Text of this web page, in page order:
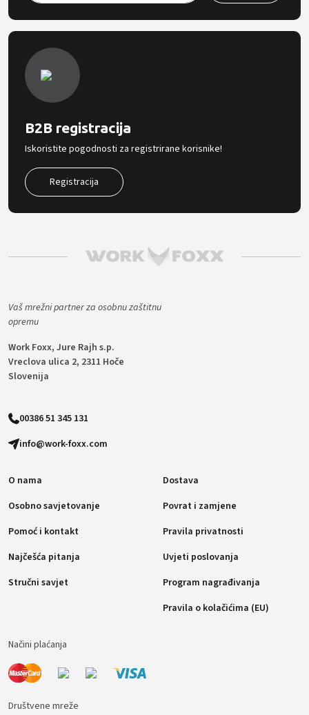
B2B registracija
Iskoristite pogodnosti za registrirane korisnike!
Registracija
Vaš mrežni partner za osobnu zaštitnu
opremu
Work Foxx, Jure Rajh s.p.
Vreclova ulica 2, 2311 Hoče
Slovenija
00386 51 345 131
info@work-foxx.com
O nama
Osobno savjetovanje
Pomoć i kontakt
Najčešća pitanja
Stručni savjet
Dostava
Povrat i zamjene
Pravila privatnosti
Uvjeti poslovanja
Program nagrađivanja
Pravila o kolačićima (EU)
Načini plaćanja
Društvene mreže